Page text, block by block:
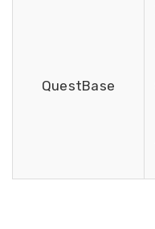
QuestBase